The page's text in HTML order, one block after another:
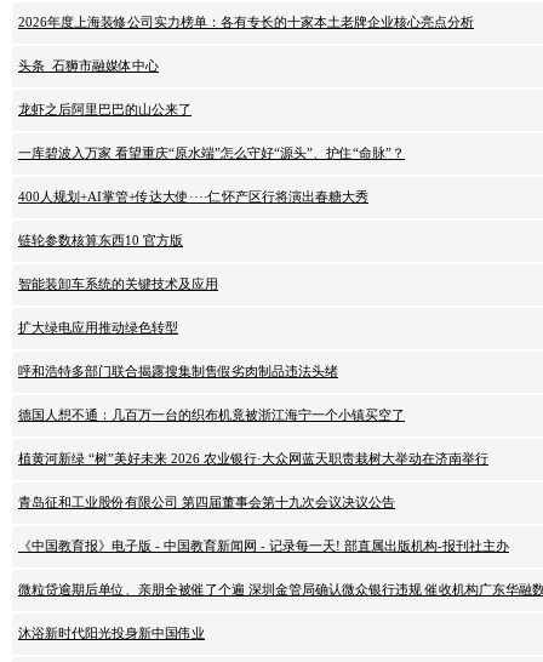
2026年度上海装修公司实力榜单：各有专长的十家本土老牌企业核心亮点分析
头条_石狮市融媒体中心
龙虾之后阿里巴巴的山公来了
一库碧波入万家 看望重庆“原水端”怎么守好“源头”、护住“命脉”？
400人规划+AI掌管+传达大使····仁怀产区行将演出春糖大秀
链轮参数核算东西10 官方版
智能装卸车系统的关键技术及应用
扩大绿电应用推动绿色转型
呼和浩特多部门联合揭露搜集制售假劣肉制品违法头绪
德国人想不通：几百万一台的织布机竟被浙江海宁一个小镇买空了
植黄河新绿 “树”美好未来 2026 农业银行·大众网蓝天职责栽树大举动在济南举行
青岛征和工业股份有限公司 第四届董事会第十九次会议决议公告
《中国教育报》电子版 - 中国教育新闻网 - 记录每一天! 部直属出版机构-报刊社主办
微粒贷逾期后单位、亲朋全被催了个遍 深圳金管局确认微众银行违规 催收机构广东华融
沐浴新时代阳光投身新中国伟业